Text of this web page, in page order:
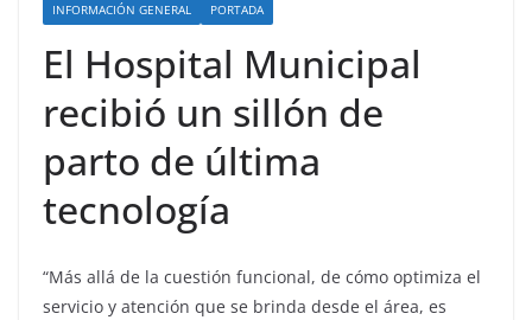
INFORMACIÓN GENERAL PORTADA
El Hospital Municipal
recibió un sillón de
parto de última
tecnología
“Más allá de la cuestión funcional, de cómo optimiza el
servicio y atención que se brinda desde el área, es